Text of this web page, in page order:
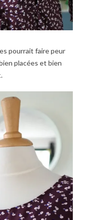
pourrait faire peur
placées et bien